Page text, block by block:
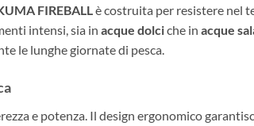
FIREBALLè costruita per resistere nel
intensi, sia in acque dolciche in acque
le lunghe giornate di pesca.
e potenza. Il design ergonomico